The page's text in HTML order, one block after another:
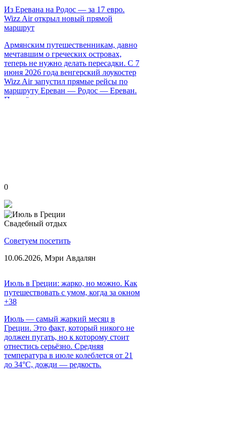
Из Еревана на Родос — за 17 евро.
Wizz Air открыл новый прямой
маршрут
Армянским путешественникам, давно
мечтавшим о греческих островах,
теперь не нужно делать пересадки. С 7
июня 2026 года венгерский лоукостер
Wizz Air запустил прямые рейсы по
маршруту Ереван — Родос — Ереван.
Перелёты выполняются дважды в
0
Свадебный отдых
Советуем посетить
10.06.2026, Мэри Авдалян
Июль в Греции: жарко, но можно. Как
путешествовать с умом, когда за окном
+38
Июль — самый жаркий месяц в
Греции. Это факт, который никого не
должен пугать, но к которому стоит
отнестись серьёзно. Средняя
температура в июле колеблется от 21
до 34°C, дожди — редкость.